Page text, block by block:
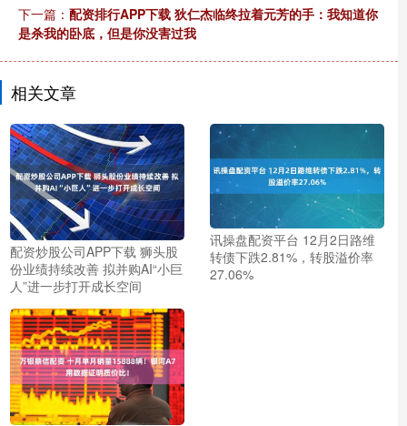
下一篇： 配资排行APP下载 狄仁杰临终拉着元芳的手：我知道你
是杀我的卧底，但是你没害过我
相关文章
配资炒股公司APP下载 狮头股
份业绩持续改善 拟并购AI“小巨
人”进一步打开成长空间
讯操盘配资平台 12月2日路维
转债下跌2.81%，转股溢价率
27.06%